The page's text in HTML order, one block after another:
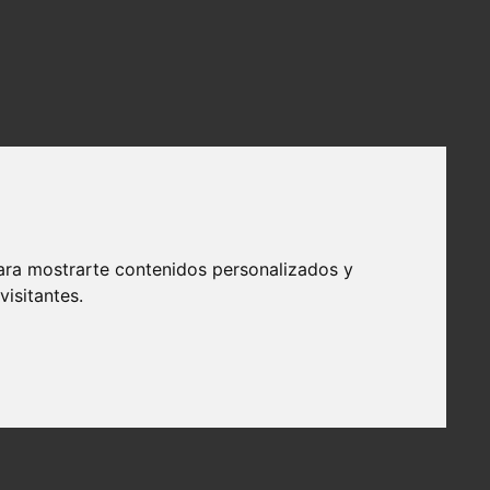
mostrarte contenidos personalizados y